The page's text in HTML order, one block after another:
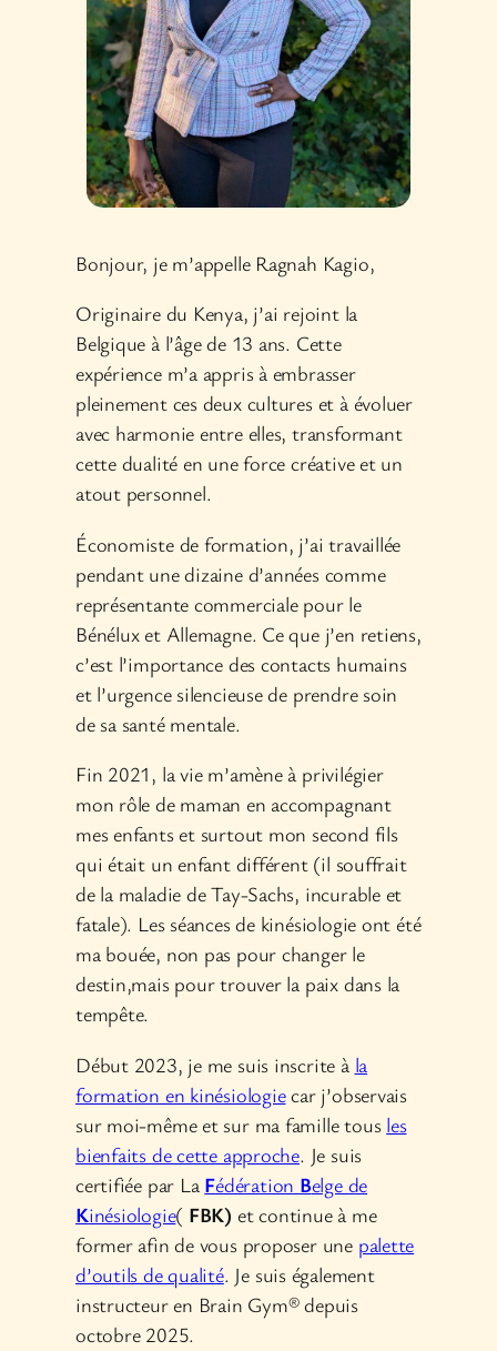
Bonjour, je m’appelle Ragnah Kagio,
Originaire du Kenya, j’ai rejoint la
Belgique à l’âge de 13 ans. Cette
expérience m’a appris à embrasser
pleinement ces deux cultures et à évoluer
avec harmonie entre elles, transformant
cette dualité en une force créative et un
atout personnel.
Économiste de formation, j’ai travaillée
pendant une dizaine d’années comme
représentante commerciale pour le
Bénélux et Allemagne. Ce que j’en retiens,
c’est l’importance des contacts humains
et l’urgence silencieuse de prendre soin
de sa santé mentale.
Fin 2021, la vie m’amène à privilégier
mon rôle de maman en accompagnant
mes enfants et surtout mon second fils
qui était un enfant différent (il souffrait
de la maladie de Tay-Sachs, incurable et
fatale). Les séances de kinésiologie ont été
ma bouée, non pas pour changer le
destin,mais pour trouver la paix dans la
tempête.
Début 2023, je me suis inscrite à la
formation en kinésiologiecar j’observais
sur moi-même et sur ma famille tous les
bienfaits de cette approche. Je suis
certifiée par La Fédération Belge de
Kinésiologie( FBK) et continue à me
former afin de vous proposer une palette
d’outils de qualité. Je suis également
instructeur en Brain Gym® depuis
octobre 2025.